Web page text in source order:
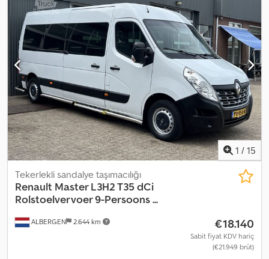
dingil, 4x2 tenteli platform kasa Manuel şanzıman Platform
uzunluğu: 6.300 mm Dingil mesafesi: 4.200 mm Toplam araç
uzunluğu: 8.135 mm Dcjdpfjzgxzwsx Aahok Azami toplam ağırlık:
10.000 kg Yük kapasitesi: 5.100 kg Motor: 4.116 cm³ 128 kW (174 HP)
Euro 3 Lastikler: 225/75 R 17.5 – 129/127 M Klima ABS Motor freni
Spoiler Radyo Elektrikli aynalar ve camlar 830.000 km
1 / 15
ALBERGEN 2.644 km
Tekerlekli sandalye taşımacılığı
Renault Master L3H2 T35 dCi
Rolstoelvervoer 9-Persoons ...
€18.140
Sabit fiyat KDV hariç
(€21.949 brüt)